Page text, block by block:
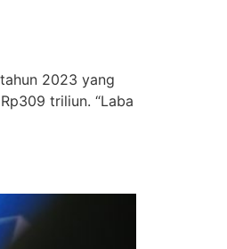
2023 yang
triliun. “Laba